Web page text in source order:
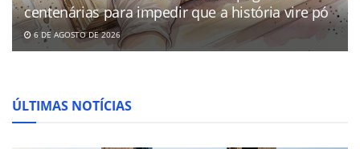
centenárias para impedir que a história vire pó
6 DE AGOSTO DE 2026
ÚLTIMAS NOTÍCIAS